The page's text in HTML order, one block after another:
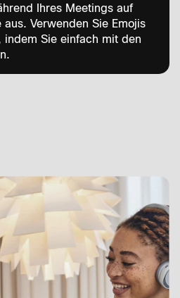
Ihres Meetings auf
Verwenden Sie Emojis
Sie einfach mit den